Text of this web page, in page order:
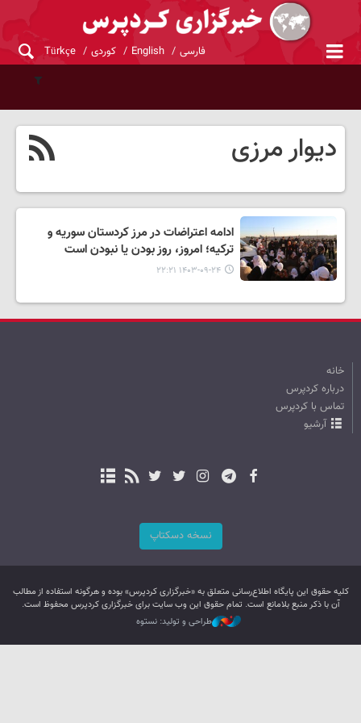
فارسی English کوردی Türkçe
دیوار مرزی
ادامه‌ اعتراضات در مرز کردستان سوریه و
ترکیه؛ امروز، روز بودن یا نبودن است
۱۴۰۳-۰۹-۲۴ ۲۲:۲۱
خانه
درباره کردپرس
تماس با کردپرس
آرشیو
نسخه دسکتاپ
کليه حقوق اين پایگاه اطلاع‌رسانی متعلق به «خبرگزاری کردپرس» بوده و هرگونه استفاده از مطالب
آن با ذکر منبع بلامانع است. تمام حقوق این وب سایت برای خبرگزاری کردپرس محفوظ است.
طراحی و تولید: نستوه